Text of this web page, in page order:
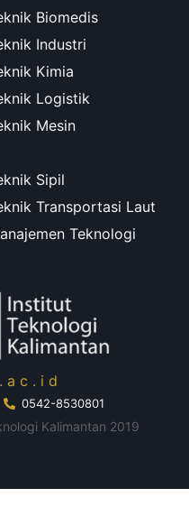
Biomedis
Industri
Kimia
Logistik
Mesin
Sipil
Transportasi Laut
Teknologi
0542-8530801
Kalimantan 2019